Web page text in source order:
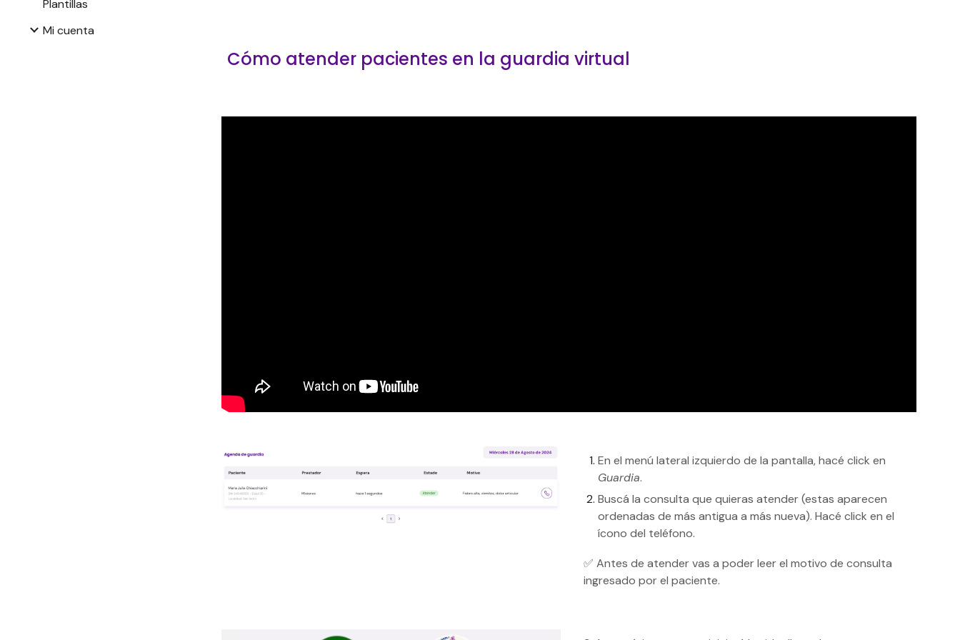
Plantillas
Mi cuenta
Cómo atender pacientes en la guardia virtual
En el menú lateral izquierdo de la pantalla, hacé click en
Guardia.
Buscá la consulta que quieras atender (estas aparecen
ordenadas de más antigua a más nueva). Hacé click en el
ícono del teléfono.
✅ Antes de atender vas a poder leer el motivo de consulta
ingresado por el paciente.